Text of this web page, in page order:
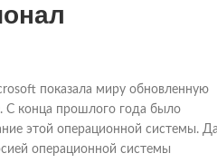
показала миру обновленную
С конца прошлого года было
этой операционной системы.
операционной системы